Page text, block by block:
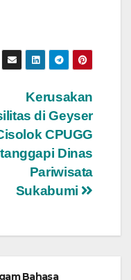
Kerusakan
di Geyser
CPUGG
Dinas
Pariwisata
Sukabumi
Bahasa